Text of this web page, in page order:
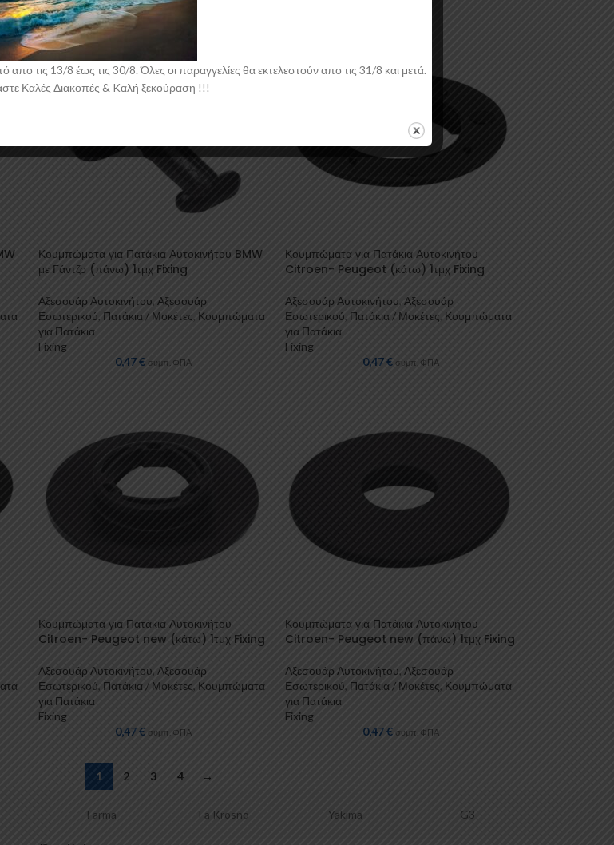
Κουμπώματα για Πατάκια Αυτοκινήτου BMW
με Γάντζο (πάνω) 1τμχ Fixing
Αξεσουάρ Αυτοκινήτου Αξεσουάρ
Εσωτερικού Πατάκια / Μοκέτες Κουμπώματα
για Πατάκια
Fixing
0,47€ συμπ. ΦΠΑ
Κουμπώματα για Πατάκια Αυτοκινήτου
Citroen- Peugeot (κάτω) 1τμχ Fixing
Αξεσουάρ Αυτοκινήτου Αξεσουάρ
Εσωτερικού Πατάκια / Μοκέτες Κουμπώματα
για Πατάκια
Fixing
0,47€ συμπ. ΦΠΑ
Κουμπώματα για Πατάκια Αυτοκινήτου
Citroen- Peugeot new (κάτω) 1τμχ Fixing
Αξεσουάρ Αυτοκινήτου, Αξεσουάρ
Εσωτερικού, Πατάκια / Μοκέτες, Κουμπώματα
για Πατάκια
Fixing
0,47€ συμπ. ΦΠΑ
Κουμπώματα για Πατάκια Αυτοκινήτου
Citroen- Peugeot new (πάνω) 1τμχ Fixing
Αξεσουάρ Αυτοκινήτου, Αξεσουάρ
Εσωτερικού, Πατάκια / Μοκέτες, Κουμπώματα
για Πατάκια
Fixing
0,47€ συμπ. ΦΠΑ
1 2 3 4 →
Fa Krosno Yakima G3 PICOYA
τις 13/8 έως τις 30/8. Όλες οι παραγγελίες θα εκτελεστούν απο τις 31/8 και μετά.
Καλές Διακοπές & Kαλή ξεκούραση !!!